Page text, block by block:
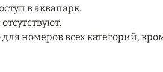
в аквапарк.
для номеров всех категорий,